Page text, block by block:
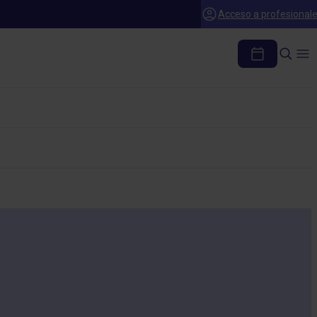
Acceso a